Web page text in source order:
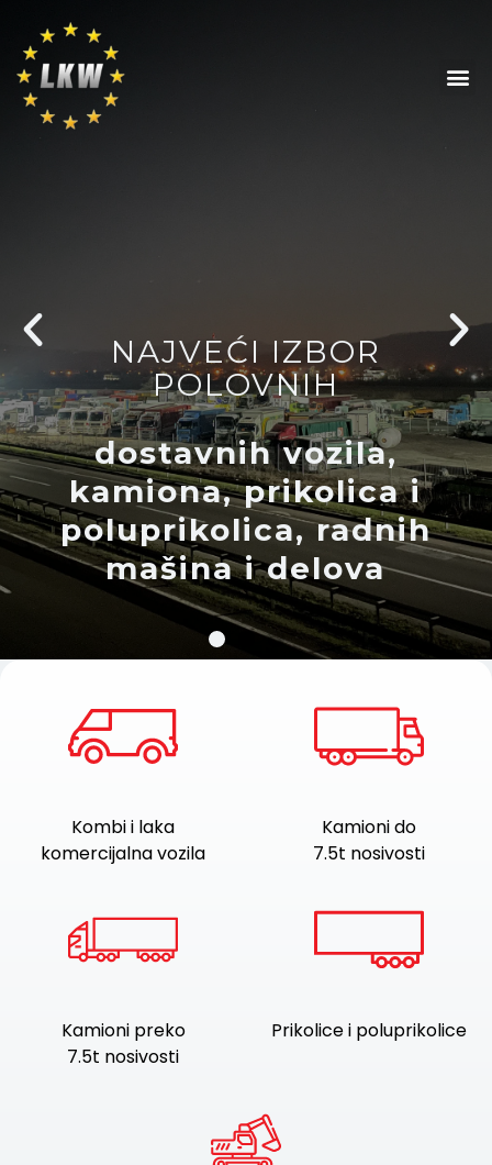
Kombi i laka
komercijalna vozila
Kamioni do
7.5t nosivosti
Kamioni preko
7.5t nosivosti
Prikolice i poluprikolice